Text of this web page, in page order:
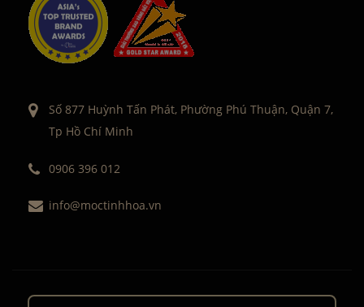
Số 877 Huỳnh Tấn Phát, Phường Phú Thuận, Quận 7,
Tp Hồ Chí Minh
0906 396 012
info@moctinhhoa.vn